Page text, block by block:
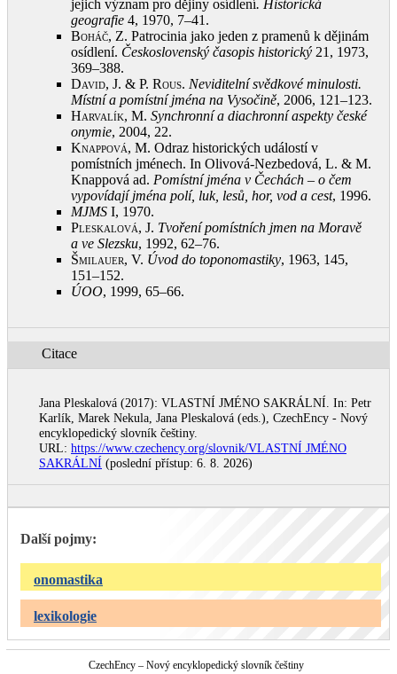
jejich význam pro dějiny osídlení. Historická
geografie 4, 1970, 7–41 .
Boháč, Z. Patrocinia jako jeden z pramenů k dějinám
osídlení. Československý časopis historický 21, 1973,
369–388.
David, J. & P. Rous. Neviditelní svědkové minulosti.
Místní a pomístní jména na Vysočině, 2006, 121–123.
Harvalík, M. Synchronní a diachronní aspekty české
onymie, 2004, 22.
Knappová, M. Odraz historických událostí v
pomístních jménech. In Olivová-Nezbedová, L. & M.
Knappová ad. Pomístní jména v Čechách – o čem
vypovídají jména polí, luk, lesů, hor, vod a cest, 1996.
MJMS I, 1970.
Pleskalová, J. Tvoření pomístních jmen na Moravě
a ve Slezsku, 1992, 62–76.
Šmilauer, V. Úvod do toponomastiky, 1963, 145,
151–152.
ÚOO, 1999, 65–66.
Citace
Jana Pleskalová (2017): VLASTNÍ JMÉNO SAKRÁLNÍ. In: Petr
Karlík, Marek Nekula, Jana Pleskalová (eds.), CzechEncy - Nový
encyklopedický slovník češtiny.
URL: https://www.czechency.org/slovnik/VLASTNÍ JMÉNO
SAKRÁLNÍ (poslední přístup: 6. 8. 2026)
Další pojmy:
onomastika
lexikologie
CzechEncy – Nový encyklopedický slovník češtiny